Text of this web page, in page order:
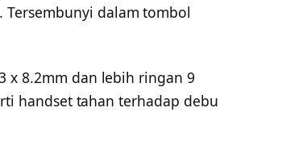
dalam tombol
x 8.2mm dan lebih ringan 9
handset tahan terhadap debu